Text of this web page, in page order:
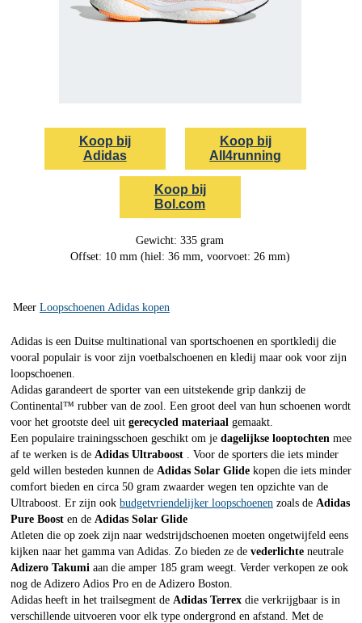
Koop bij
Adidas
Koop bij
All4running
Koop bij
Bol.com
Gewicht: 335 gram
Offset: 10 mm (hiel: 36 mm, voorvoet: 26 mm)
Meer Loopschoenen Adidas kopen
Adidas is een Duitse multinational van sportschoenen en sportkledij die
vooral populair is voor zijn voetbalschoenen en kledij maar ook voor zijn
loopschoenen.
Adidas garandeert de sporter van een uitstekende grip dankzij de
Continental™ rubber van de zool. Een groot deel van hun schoenen wordt
voor het grootste deel uit gerecycled materiaal gemaakt.
Een populaire trainingsschoen geschikt om je dagelijkse looptochten mee
af te werken is de Adidas Ultraboost . Voor de sporters die iets minder
geld willen besteden kunnen de Adidas Solar Glide kopen die iets minder
comfort bieden en circa 50 gram zwaarder wegen ten opzichte van de
Ultraboost. Er zijn ook budgetvriendelijker loopschoenen zoals de Adidas
Pure Boost en de Adidas Solar Glide
Atleten die op zoek zijn naar wedstrijdschoenen moeten ongetwijfeld eens
kijken naar het gamma van Adidas. Zo bieden ze de vederlichte neutrale
Adizero Takumi aan die amper 185 gram weegt. Verder verkopen ze ook
nog de Adizero Adios Pro en de Adizero Boston.
Adidas heeft in het trailsegment de Adidas Terrex die verkrijgbaar is in
verschillende uitvoeren voor elk type ondergrond en afstand. Met de